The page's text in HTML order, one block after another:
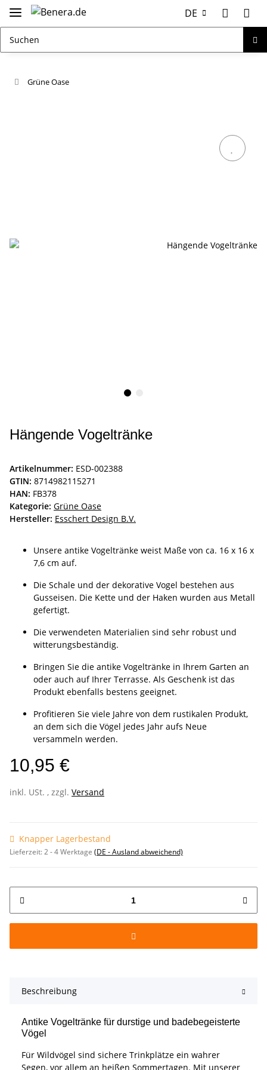
DE
Grüne Oase
Hängende Vogeltränke
Artikelnummer: ESD-002388
GTIN: 8714982115271
HAN: FB378
Kategorie: Grüne Oase
Hersteller: Esschert Design B.V.
Unsere antike Vogeltränke weist Maße von ca. 16 x 16 x
7,6 cm auf.
Die Schale und der dekorative Vogel bestehen aus
Gusseisen. Die Kette und der Haken wurden aus Metall
gefertigt.
Die verwendeten Materialien sind sehr robust und
witterungsbeständig.
Bringen Sie die antike Vogeltränke in Ihrem Garten an
oder auch auf Ihrer Terrasse. Als Geschenk ist das
Produkt ebenfalls bestens geeignet.
Profitieren Sie viele Jahre von dem rustikalen Produkt,
an dem sich die Vögel jedes Jahr aufs Neue
versammeln werden.
10,95 €
inkl. USt. , zzgl. Versand
Knapper Lagerbestand
Lieferzeit:2 - 4 Werktage (DE - Ausland abweichend)
Beschreibung
Antike Vogeltränke für durstige und badebegeisterte
Vögel
Für Wildvögel sind sichere Trinkplätze ein wahrer
Segen, vor allem an heißen Sommertagen. Mit unserer